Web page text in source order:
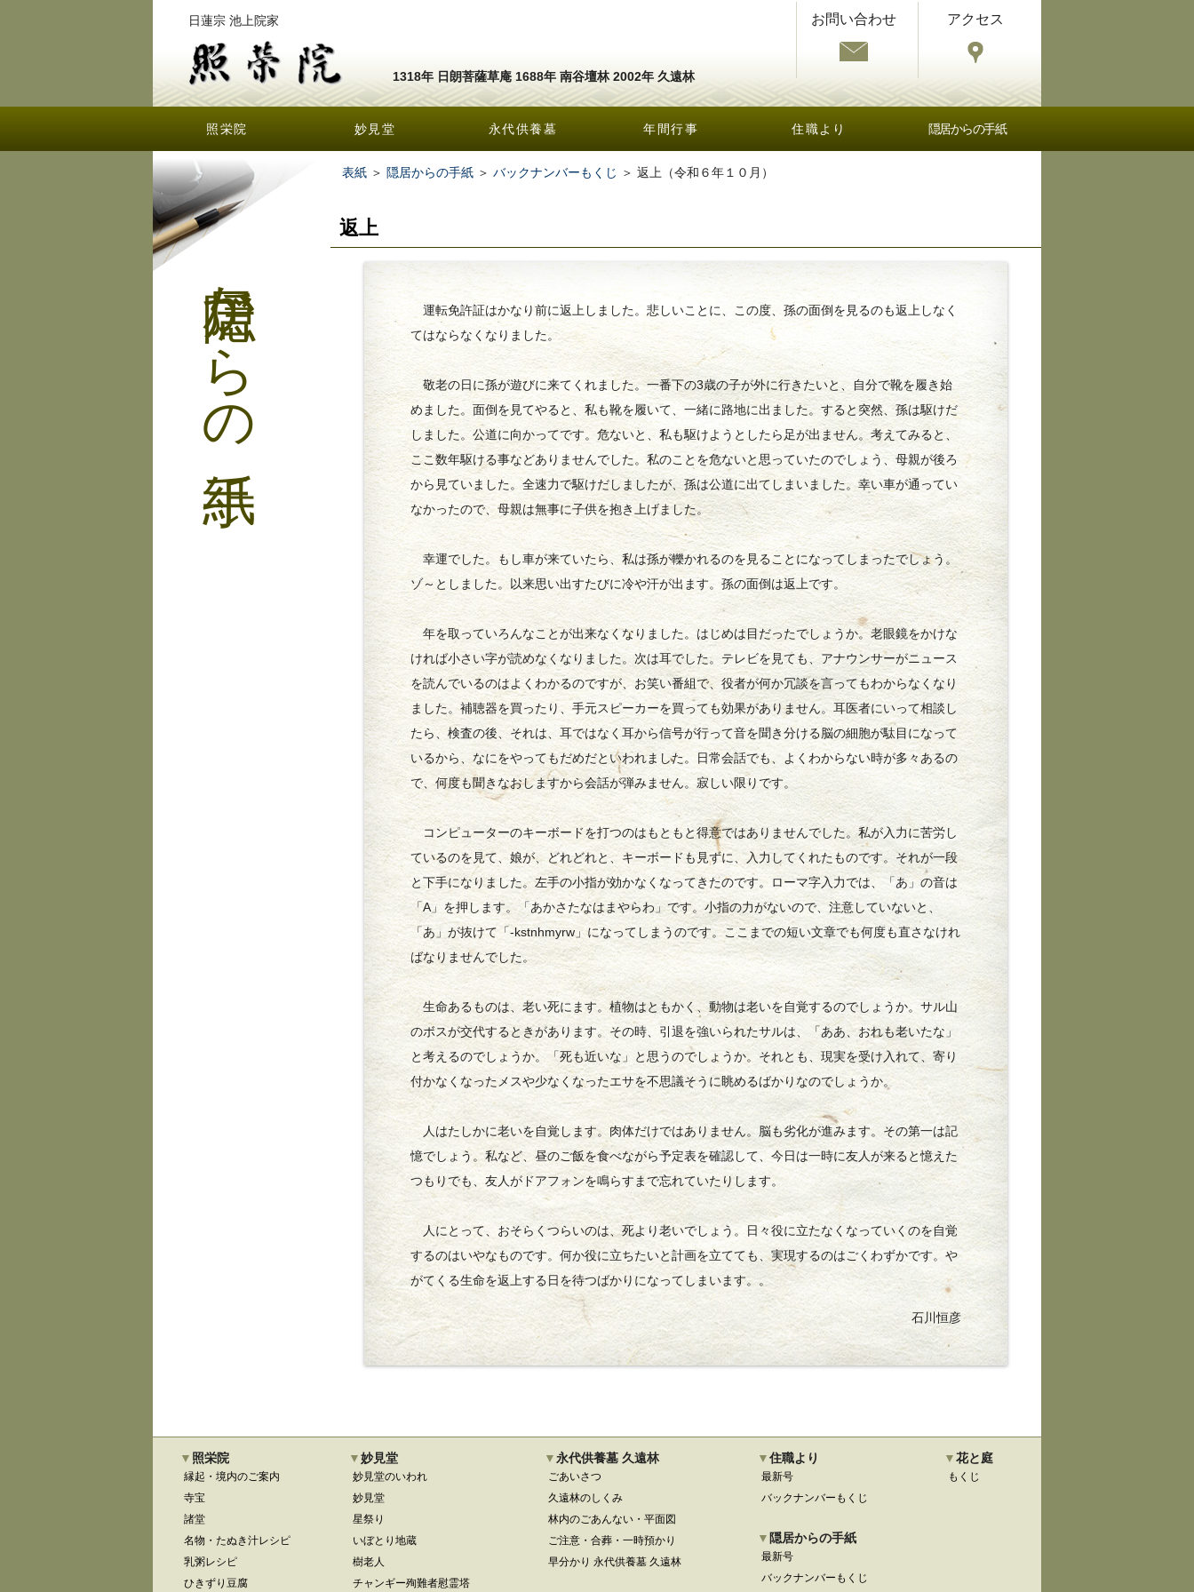
日蓮宗 池上院家
1318年 日朗菩薩草庵 1688年 南谷壇林 2002年 久遠林
お問い合わせ アクセス
照栄院 妙見堂 永代供養墓 年間行事 住職より 隠居からの手紙
隠居からの手紙
表紙＞ 隠居からの手紙＞ バックナンバーもくじ ＞ 返上（令和６年１０月）
返上
運転免許証はかなり前に返上しました。悲しいことに、この度、孫の面倒を見るのも返上しなく
てはならなくなりました。
敬老の日に孫が遊びに来てくれました。一番下の3歳の子が外に行きたいと、自分で靴を履き始
めました。面倒を見てやると、私も靴を履いて、一緒に路地に出ました。すると突然、孫は駆けだ
しました。公道に向かってです。危ないと、私も駆けようとしたら足が出ません。考えてみると、
ここ数年駆ける事などありませんでした。私のことを危ないと思っていたのでしょう、母親が後ろ
から見ていました。全速力で駆けだしましたが、孫は公道に出てしまいました。幸い車が通ってい
なかったので、母親は無事に子供を抱き上げました。
幸運でした。もし車が来ていたら、私は孫が轢かれるのを見ることになってしまったでしょう。
ゾ～としました。以来思い出すたびに冷や汗が出ます。孫の面倒は返上です。
年を取っていろんなことが出来なくなりました。はじめは目だったでしょうか。老眼鏡をかけな
ければ小さい字が読めなくなりました。次は耳でした。テレビを見ても、アナウンサーがニュース
を読んでいるのはよくわかるのですが、お笑い番組で、役者が何か冗談を言ってもわからなくなり
ました。補聴器を買ったり、手元スピーカーを買っても効果がありません。耳医者にいって相談し
たら、検査の後、それは、耳ではなく耳から信号が行って音を聞き分ける脳の細胞が駄目になって
いるから、なにをやってもだめだといわれました。日常会話でも、よくわからない時が多々あるの
で、何度も聞きなおしますから会話が弾みません。寂しい限りです。
コンピューターのキーボードを打つのはもともと得意ではありませんでした。私が入力に苦労し
ているのを見て、娘が、どれどれと、キーボードも見ずに、入力してくれたものです。それが一段
と下手になりました。左手の小指が効かなくなってきたのです。ローマ字入力では、「あ」の音は
「A」を押します。「あかさたなはまやらわ」です。小指の力がないので、注意していないと、
「あ」が抜けて「-kstnhmyrw」になってしまうのです。ここまでの短い文章でも何度も直さなけれ
ばなりませんでした。
生命あるものは、老い死にます。植物はともかく、動物は老いを自覚するのでしょうか。サル山
のボスが交代するときがあります。その時、引退を強いられたサルは、「ああ、おれも老いたな」
と考えるのでしょうか。「死も近いな」と思うのでしょうか。それとも、現実を受け入れて、寄り
付かなくなったメスや少なくなったエサを不思議そうに眺めるばかりなのでしょうか。
人はたしかに老いを自覚します。肉体だけではありません。脳も劣化が進みます。その第一は記
憶でしょう。私など、昼のご飯を食べながら予定表を確認して、今日は一時に友人が来ると憶えた
つもりでも、友人がドアフォンを鳴らすまで忘れていたりします。
人にとって、おそらくつらいのは、死より老いでしょう。日々役に立たなくなっていくのを自覚
するのはいやなものです。何か役に立ちたいと計画を立てても、実現するのはごくわずかです。や
がてくる生命を返上する日を待つばかりになってしまいます。。
石川恒彦
照栄院
縁起・境内のご案内
寺宝
諸堂
名物・たぬき汁レシピ
乳粥レシピ
ひきずり豆腐
妙見堂
妙見堂のいわれ
妙見堂
星祭り
いぼとり地蔵
樹老人
チャンギー殉難者慰霊塔
永代供養墓 久遠林
ごあいさつ
久遠林のしくみ
林内のごあんない・平面図
ご注意・合葬・一時預かり
早分かり 永代供養墓 久遠林
住職より
最新号
バックナンバーもくじ
隠居からの手紙
最新号
バックナンバーもくじ
花と庭
もくじ